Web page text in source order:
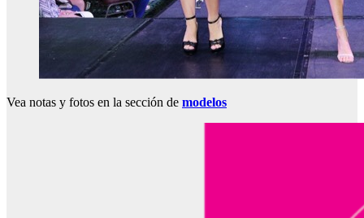
Vea notas y fotos en la sección de modelos